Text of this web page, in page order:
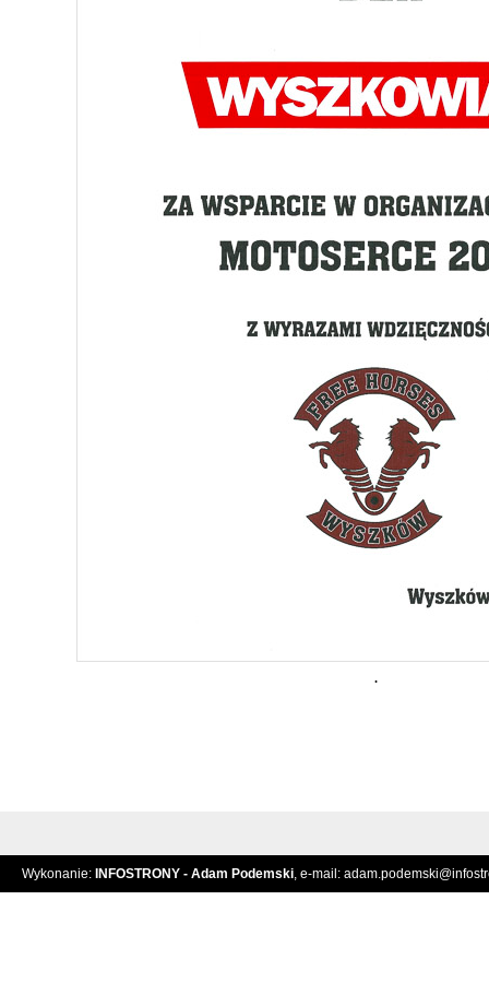
.
Wykonanie: INFOSTRONY - Adam Podemski, e-mail: